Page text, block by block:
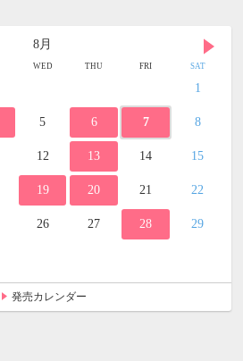
8月
WED THU FRI SAT
1
5 6 7 8
12 13 14 15
19 20 21 22
26 27 28 29
発売カレンダー